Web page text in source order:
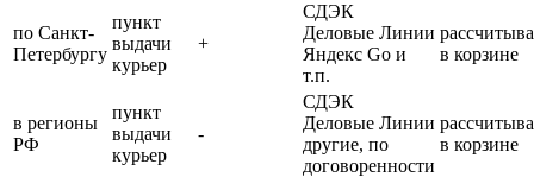
по Санкт-
Петербургу
пункт
выдачи
курьер
+
СДЭК
Деловые Линии
Яндекс Go и
т.п.
в корзине
в регионы
РФ
пункт
выдачи
курьер
-
СДЭК
Деловые Линии
другие, по
договоренности
в корзине